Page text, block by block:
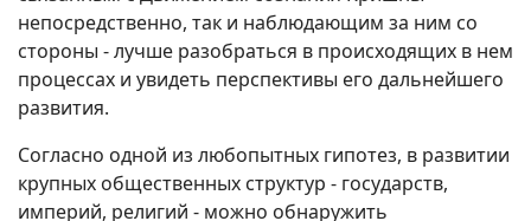
непосредственно, так и наблюдающим за ним со
стороны - лучше разобраться в происходящих в нем
процессах и увидеть перспективы его дальнейшего
развития.
Согласно одной из любопытных гипотез, в развитии
крупных общественных структур - государств,
империй, религий - можно обнаружить